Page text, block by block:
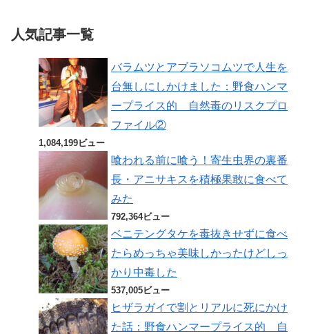
人気記事一覧
バラムツとアブラソコムツで人生を
台無しにしかけました：野食ハンマ
ープライス的 自然毒のリスクプロ
ファイル②
1,084,199ビュー
喰われる前に喰う！寄生虫界の裏番
長・アニサキスを積極果敢に食べて
みた
792,364ビュー
ベニテングタケを毒抜きせずに食べ
たらめっちゃ美味しかったけどしっ
かり中毒した
537,005ビュー
ヒザラガイで割とリアルに死にかけ
た話：野食ハンマープライス的 自